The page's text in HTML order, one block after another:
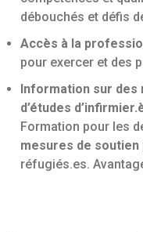
débouchés et défis
Accès à la
pour exercer et des
Information sur des
d’études
Formation pour les
mesures de soutien
réfugiés.es.